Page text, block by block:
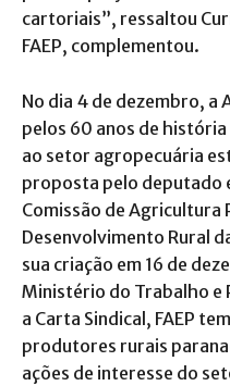
cartoriais”, ressaltou
FAEP, complementou.
No dia 4 de dezembro, a
pelos 60 anos de
ao setor agropecuária
proposta pelo deputado
Comissão de Agricultura
Desenvolvimento Rural
sua criação em 16 de
Ministério do Trabalho e
a Carta Sindical, FAEP
produtores rurais
ações de interesse do